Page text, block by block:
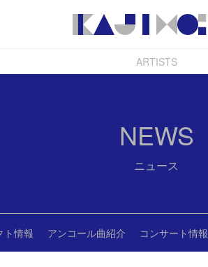
ARTISTS
NEWS
ニュース
ト情報 アンコール曲紹介 コンサート情報